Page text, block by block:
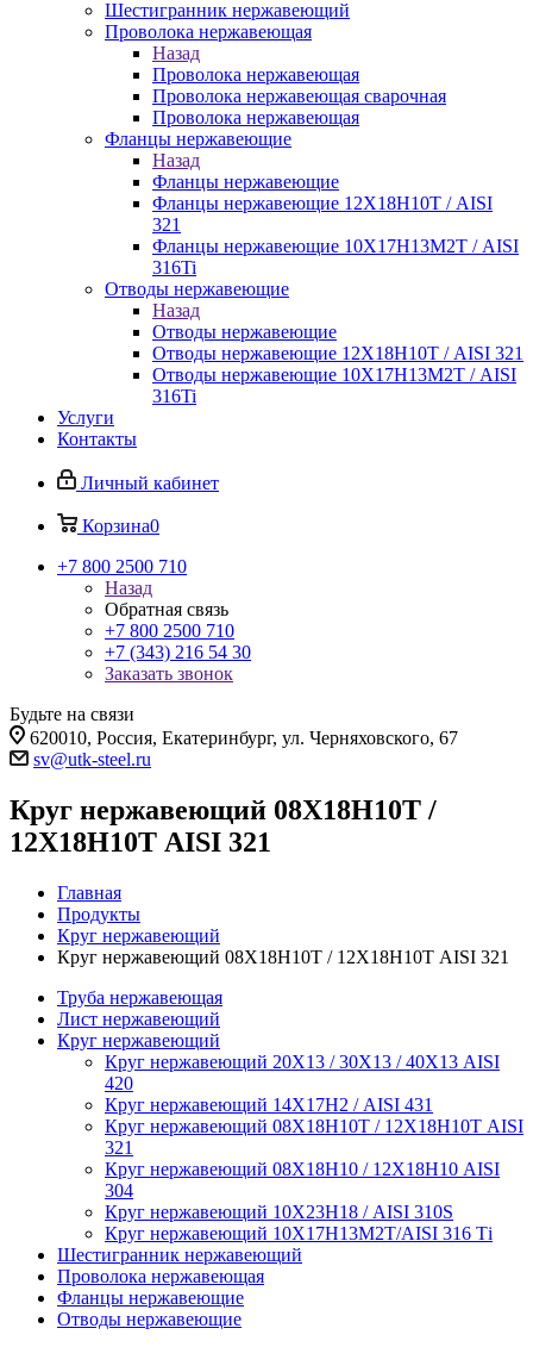
Шестигранник нержавеющий
Проволока нержавеющая
Назад
Проволока нержавеющая
Проволока нержавеющая сварочная
Проволока нержавеющая
Фланцы нержавеющие
Назад
Фланцы нержавеющие
Фланцы нержавеющие 12Х18Н10Т / AISI
321
Фланцы нержавеющие 10Х17Н13М2Т / AISI
316Ti
Отводы нержавеющие
Назад
Отводы нержавеющие
Отводы нержавеющие 12Х18Н10Т / AISI 321
Отводы нержавеющие 10Х17Н13М2Т / AISI
316Ti
Услуги
Контакты
Личный кабинет
Корзина0
+7 800 2500 710
Назад
Обратная связь
+7 800 2500 710
+7 (343) 216 54 30
Заказать звонок
Будьте на связи
620010, Россия, Екатеринбург, ул. Черняховского, 67
sv@utk-steel.ru
Круг нержавеющий 08Х18Н10Т /
12Х18Н10Т AISI 321
Главная
Продукты
Круг нержавеющий
Круг нержавеющий 08Х18Н10Т / 12Х18Н10Т AISI 321
Труба нержавеющая
Лист нержавеющий
Круг нержавеющий
Круг нержавеющий 20Х13 / 30Х13 / 40Х13 AISI
420
Круг нержавеющий 14Х17Н2 / AISI 431
Круг нержавеющий 08Х18Н10Т / 12Х18Н10Т AISI
321
Круг нержавеющий 08Х18Н10 / 12Х18Н10 AISI
304
Круг нержавеющий 10Х23Н18 / AISI 310S
Круг нержавеющий 10Х17Н13М2Т/AISI 316 Тi
Шестигранник нержавеющий
Проволока нержавеющая
Фланцы нержавеющие
Отводы нержавеющие